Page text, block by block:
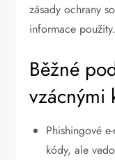
zásady ochrany
informace použity.
Běžné
vzácnými
Phishingové
kódy, ale